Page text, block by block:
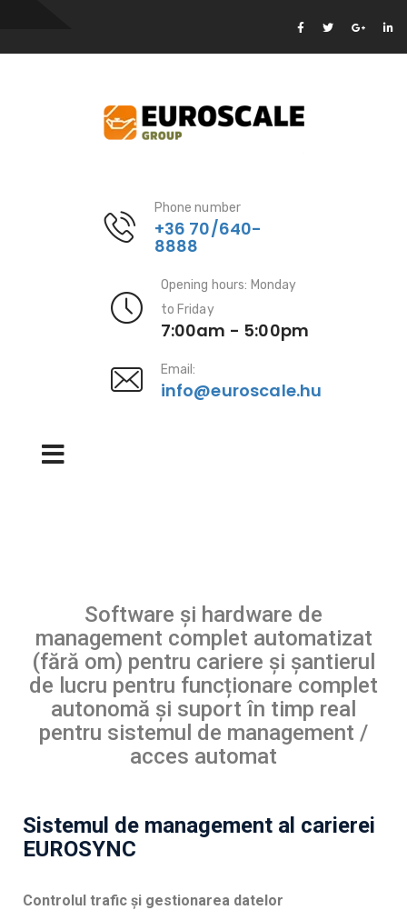
Phone number
+36 70/640-
8888
Opening hours: Monday
to Friday
7:00am - 5:00pm
Email:
info@euroscale.hu
Software și hardware de
management complet automatizat
(fără om) pentru cariere și șantierul
de lucru pentru funcționare complet
autonomă și suport în timp real
pentru sistemul de management /
acces automat
Sistemul de management al carierei
EUROSYNC
Controlul trafic și gestionarea datelor